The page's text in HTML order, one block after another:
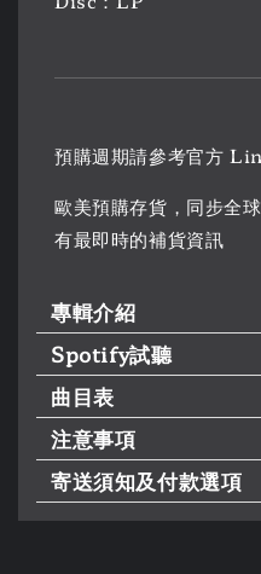
預購週期請參考官方
歐美預購存貨，同步全
有最即時的補貨資訊
專輯介紹
Spotify試聽
曲目表
注意事項
寄送須知及付款選項